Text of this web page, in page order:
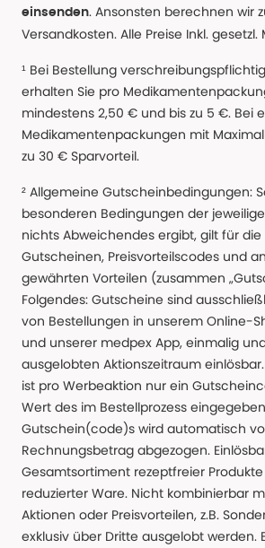
einsenden. Ansonsten berechnen wir
Versandkosten. Alle Preise Inkl. gesetzl.
¹ Bei Bestellung
erhalten Sie pro
mindestens 2,50 € und bis zu 5 €. Bei
Medikamentenpackungen mit
zu 30 € Sparvorteil.
² Allgemeine Gutscheinbedingungen:
besonderen Bedingungen der
nichts Abweichendes ergibt, gilt für die
Gutscheinen, Preisvorteilscodes und
gewährten Vorteilen (zusammen
Folgendes: Gutscheine sind
von Bestellungen in unserem Online-
und unserer medpex App, einmalig
ausgelobten Aktionszeitraum
ist pro Werbeaktion nur ein
Wert des im Bestellprozess
Gutschein(code)s wird automatisch
Rechnungsbetrag abgezogen.
Gesamtsortiment rezeptfreier
reduzierter Ware. Nicht kombinierbar
Aktionen oder Preisvorteilen, z.B.
exklusiv über Dritte ausgelobt werden.